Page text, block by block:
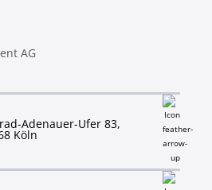
AG
Adenauer-Ufer 83,
Köln